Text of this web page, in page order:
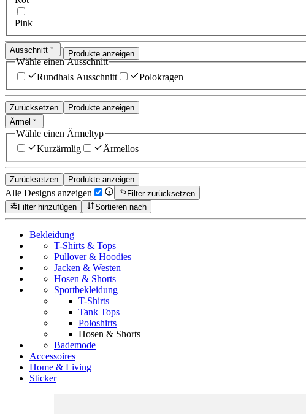
Pink
Zurücksetzen Produkte anzeigen
Ausschnitt
Wähle einen Ausschnitt
Rundhals Ausschnitt
Polokragen
Zurücksetzen
Produkte anzeigen
Ärmel
Wähle einen Ärmeltyp
Kurzärmlig
Ärmellos
Zurücksetzen Produkte anzeigen
Alle Designs anzeigen
Filter zurücksetzen
Filter hinzufügen
Sortieren nach
Bekleidung
T-Shirts & Tops
Pullover & Hoodies
Jacken & Westen
Hosen & Shorts
Sportbekleidung
T-Shirts
Tank Tops
Poloshirts
Hosen & Shorts
Bademode
Accessoires
Home & Living
Sticker